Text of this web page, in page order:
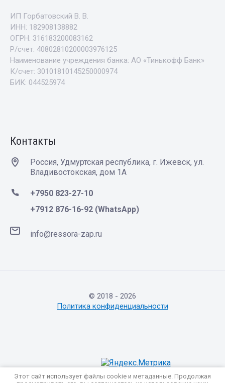
ИП Горбатовский В. В.
ИНН: 182908138882
ОГРН: 316183200083162
Р/счет: 40802810200003976125
Наименование учреждения банка: АО «Тинькофф Банк»
К/счет: 30101810145250000974
БИК: 044525974
Контакты
Россия, Удмуртская республика, г. Ижевск, ул.
Владивостокская, дом 1А
+7950 823-27-10
+7912 876-16-92 (WhatsApp)
info@ressora-zap.ru
© 2018 - 2026
Политика конфиденциальности
Этот сайт использует файлы cookie и метаданные. Продолжая